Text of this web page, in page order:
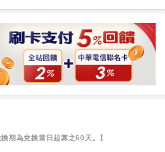
期為兌換當日起算之60天。】